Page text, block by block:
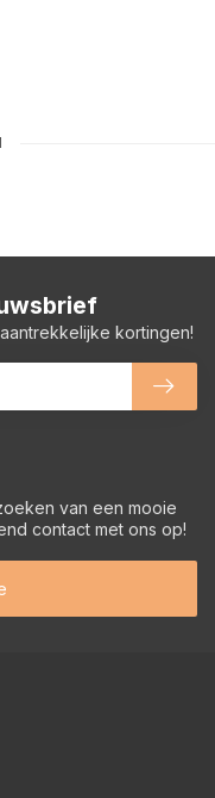
van een mooie
contact met ons op!
kortingen!